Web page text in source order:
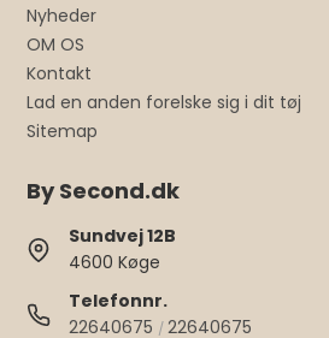
Nyheder
OM OS
Kontakt
Lad en anden forelske sig i dit tøj
Sitemap
By Second.dk
Sundvej 12B
4600 Køge
Telefonnr.
22640675 /22640675